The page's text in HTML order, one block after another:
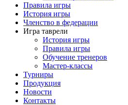
Правила игры
История игры
Членство в федерации
Игра таврели
История игры
Правила игры
Обучение тренеров
Мастер-классы
Турниры
Продукция
Новости
Контакты